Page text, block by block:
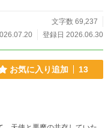
文字数 69,237
登録日 2026.06.30
お気に入り追加 13